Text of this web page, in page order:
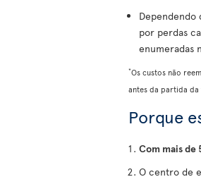
por perdas
enumeradas
*Os custos não
antes da partida
Porque
Com mais de
O centro de